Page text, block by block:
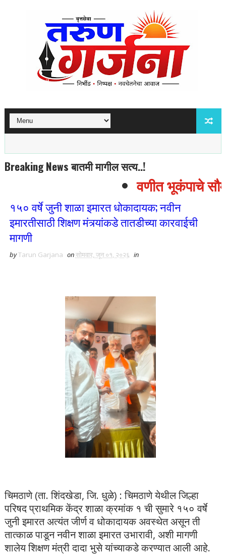
Breaking News बातमी मागील सत्य..!
वणीत भूकंपाचे
१५० वर्षे जुनी शाळा इमारत धोकादायक; नवीन
इमारतीसाठी शिक्षण मंत्र्यांकडे तातडीच्या कारवाईची
मागणी
byTarun Garjana onसोमवार, जून ०१, २०२६ in
चिमठाणे (ता. शिंदखेडा, जि. धुळे) : चिमठाणे येथील जिल्हा
परिषद प्राथमिक केंद्र शाळा क्रमांक १ ची सुमारे १५० वर्षे
जुनी इमारत अत्यंत जीर्ण व धोकादायक अवस्थेत असून ती
तात्काळ पाडून नवीन शाळा इमारत उभारावी, अशी मागणी
शालेय शिक्षण मंत्री दादा भुसे यांच्याकडे करण्यात आली आहे.